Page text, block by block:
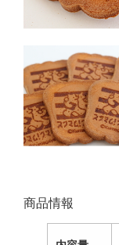
商品情報